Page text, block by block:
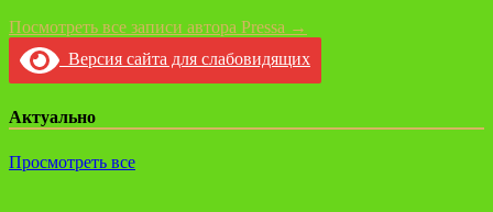
Посмотреть все записи автора Pressa →
Версия сайта для слабовидящих
Актуально
Просмотреть все